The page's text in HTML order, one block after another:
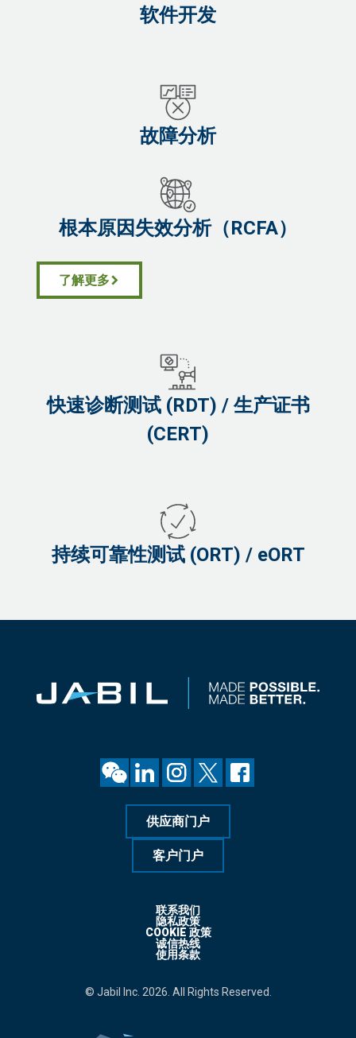
软件开发
故障分析
根本原因失效分析（RCFA）
了解更多
快速诊断测试 (RDT) / 生产证书
(CERT)
持续可靠性测试 (ORT) / eORT
供应商门户
客户门户
联系我们
隐私政策
COOKIE 政策
诚信热线
使用条款
© Jabil Inc. 2026. All Rights Reserved.